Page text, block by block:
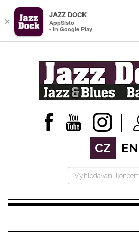
CZ EN
×
JAZZ DOCK
AppSisto
- In Google Play